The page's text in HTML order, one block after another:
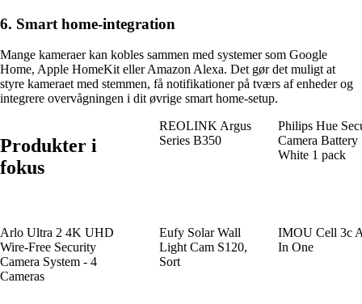
6. Smart home-integration
Mange kameraer kan kobles sammen med systemer som Google
Home, Apple HomeKit eller Amazon Alexa. Det gør det muligt at
styre kameraet med stemmen, få notifikationer på tværs af enheder og
integrere overvågningen i dit øvrige smart home-setup.
Produkter i
fokus
REOLINK Argus
Series B350
Philips Hue
Camera Battery
White 1 pack
Arlo Ultra 2 4K UHD
Wire-Free Security
Camera System - 4
Cameras
Eufy Solar Wall
Light Cam S120,
Sort
IMOU Cell 3c
In One